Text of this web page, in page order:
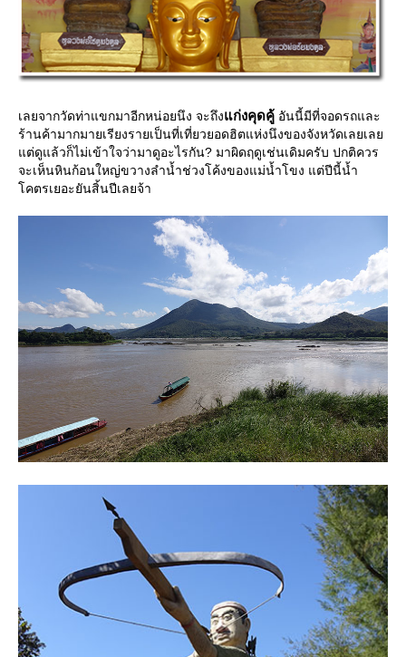
เลยจากวัดท่าแขกมาอีกหน่อยนึง จะถึงก่งคุดคู้ อันนี้มีที่จอดรถและ
ร้านค้ามากมายเรียงรายเป็นที่เที่ยวยอดฮิตแห่งนึงของจังหวัดเลยเล
ต่ดูแล้วก็ไม่เข้าใจว่ามาดูอะไรกัน? มาผิดฤดูเช่นเดิมครับ ปกติควร
จะเห็นหินก้อนใหญ่ขวางลำน้ำช่วงโค้งของแม่น้ำโขง แต่ปีนี้น้ำ
คตรเยอะยันสิ้นปีเลยจ้า